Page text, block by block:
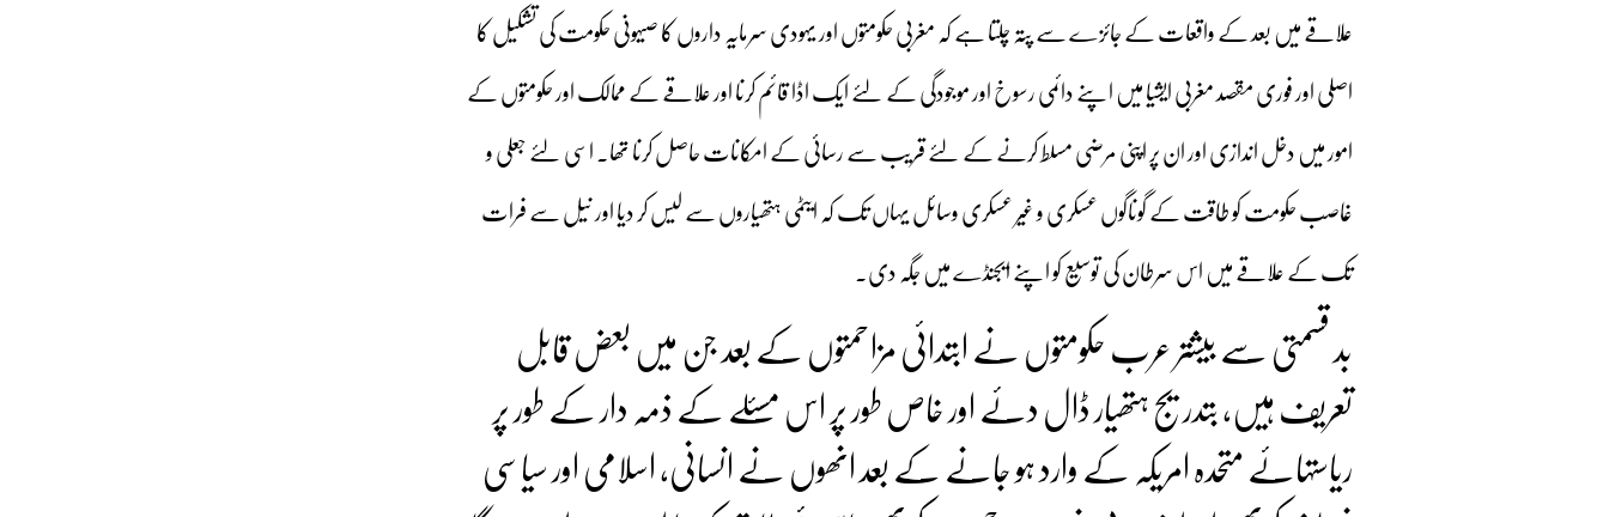
علاقے میں بعد کے واقعات کے جائزے سے پتہ چلتا ہے کہ مغربی حکومتوں اور یہودی سرمایہ داروں کا صیہونی حکومت کی تشکیل کا
اصلی اور فوری مقصد مغربی ایشیا میں اپنے دائمی رسوخ اور موجودگی کے لئے ایک اڈا قائم کرنا اور علاقے کے ممالک اور حکومتوں کے
امور میں دخل اندازی اور ان پر اپنی مرضی مسلط کرنے کے لئے قریب سے رسائی کے امکانات حاصل کرنا تھا۔ اسی لئے جعلی و
غاصب حکومت کو طاقت کے گوناگوں عسکری و غیر عسکری وسائل یہاں تک کہ ایٹمی ہتھیاروں سے لیس کر دیا اور نیل سے فرات
تک کے علاقے میں اس سرطان کی توسیع کو اپنے ایجنڈے میں جگہ دی۔
بد قسمتی سے بیشتر عرب حکومتوں نے ابتدائی مزاحمتوں کے بعد جن میں بعض قابل
تعریف ہیں، بتدریج ہتھیار ڈال دئے اور خاص طور پر اس مسئلے کے ذمہ دار کے طور پر
ریاستہائے متحدہ امریکہ کے وارد ہو جانے کے بعد انھوں نے انسانی، اسلامی اور سیاسی